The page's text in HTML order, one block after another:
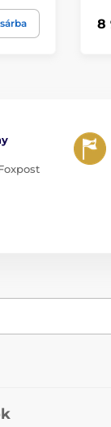
8